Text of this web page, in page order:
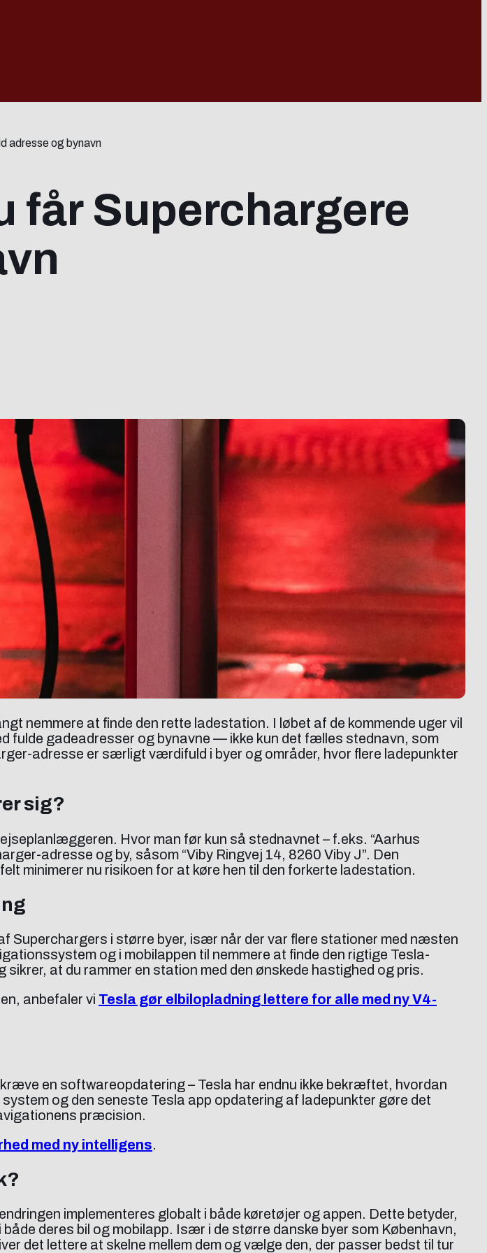
adresse og bynavn
får Superchargere
nemmere at finde den rette ladestation. I løbet af de kommende uger vil
fulde gadeadresser og bynavne — ikke kun det fælles stednavn, som
adresse er særligt værdifuld i byer og områder, hvor flere ladepunkter
sig?
Hvor man før kun så stednavnet – f.eks. “Aarhus
adresse og by, såsom “Viby Ringvej 14, 8260 Viby J”. Den
minimerer nu risikoen for at køre hen til den forkerte ladestation.
Superchargers i større byer, især når der var flere stationer med næsten
og i mobilappen til nemmere at finde den rigtige Tesla-
at du rammer en station med den ønskede hastighed og pris.
anbefaler vi Tesla gør elbilopladning lettere for alle med ny V4-
en softwareopdatering – Tesla har endnu ikke bekræftet, hvordan
og den seneste Tesla app opdatering af ladepunkter gøre det
præcision.
med ny intelligens.
implementeres globalt i både køretøjer og appen. Dette betyder,
deres bil og mobilapp. Især i de større danske byer som København,
det lettere at skelne mellem dem og vælge den, der passer bedst til tur